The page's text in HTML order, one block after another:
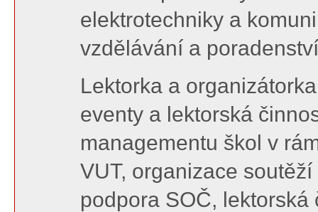
elektrotechniky a
vzdělávání a
Lektorka a
eventy a lektorská
managementu škol v
VUT, organizace
podpora SOČ,